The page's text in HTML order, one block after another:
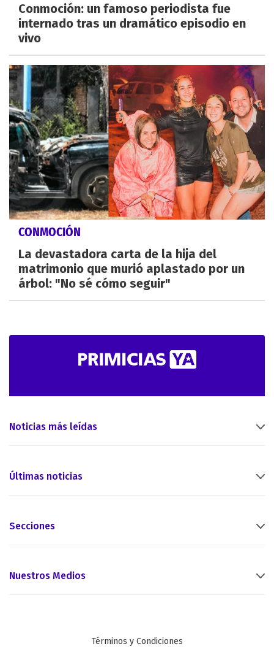
Conmoción: un famoso periodista fue
internado tras un dramático episodio en
vivo
CONMOCIÓN
La devastadora carta de la hija del
matrimonio que murió aplastado por un
árbol: "No sé cómo seguir"
Noticias más leídas
Últimas noticias
Secciones
Nuestros Medios
Términos y Condiciones